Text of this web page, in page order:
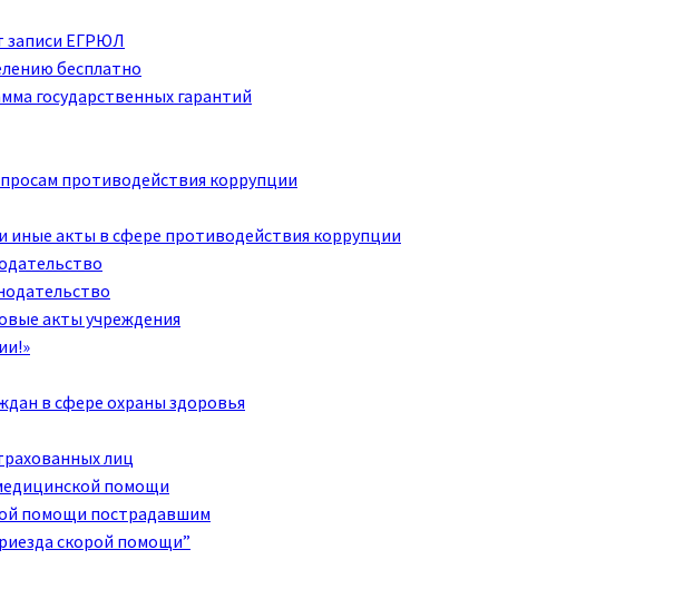
записи ЕГРЮЛ
бесплатно
государственных гарантий
противодействия коррупции
акты в сфере противодействия коррупции
акты учреждения
в сфере охраны здоровья
лиц
помощи
помощи пострадавшим
скорой помощи”